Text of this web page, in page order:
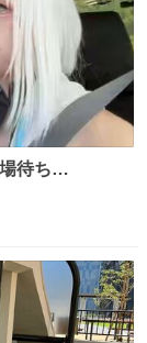
場待ち…